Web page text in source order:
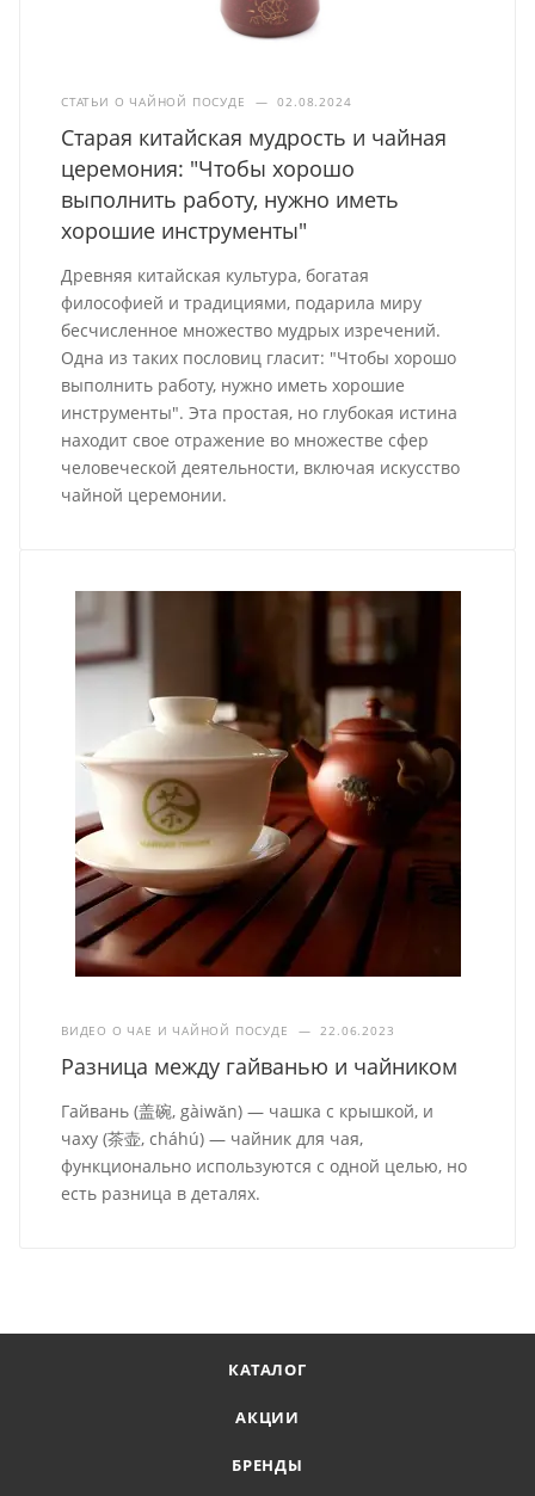
СТАТЬИ О ЧАЙНОЙ ПОСУДЕ — 02.08.2024
Старая китайская мудрость и чайная
церемония: "Чтобы хорошо
выполнить работу, нужно иметь
хорошие инструменты"
Древняя китайская культура, богатая
философией и традициями, подарила миру
бесчисленное множество мудрых изречений.
Одна из таких пословиц гласит: "Чтобы хорошо
выполнить работу, нужно иметь хорошие
инструменты". Эта простая, но глубокая истина
находит свое отражение во множестве сфер
человеческой деятельности, включая искусство
чайной церемонии.
ВИДЕО О ЧАЕ И ЧАЙНОЙ ПОСУДЕ — 22.06.2023
Разница между гайванью и чайником
Гайвань (盖碗, gàiwǎn) — чашка с крышкой, и
чаху (茶壶, cháhú) — чайник для чая,
функционально используются с одной целью, но
есть разница в деталях.
КАТАЛОГ
АКЦИИ
БРЕНДЫ